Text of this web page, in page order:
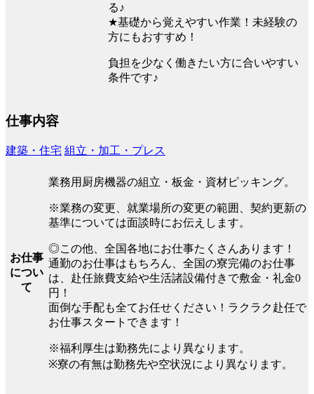
る♪
★基礎から覚えやすい作業！未経験の
方にもおすすめ！
負担を少なく働きたい方に合いやすい
条件です♪
仕事内容
建築・住宅 組立・加工・プレス
お仕事
につい
て
業務用厨房機器の組立・板金・資材ピッキング。
※業務の変更、就業場所の変更の範囲、契約更新の
基準については面談時にお伝えします。
◎この他、全国各地にお仕事たくさんあります！
通勤のお仕事はもちろん、全国の寮完備のお仕事
は、赴任旅費支給や生活諸設備付きで敷金・礼金0
円！
面倒な手配も全てお任せください！ラクラク赴任で
お仕事スタートできます！
※福利厚生は勤務先により異なります。
※寮の有無は勤務先や空状況により異なります。